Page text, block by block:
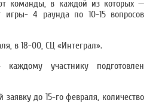
команды, в каждой из которых —
4 раунда по 10-15 вопросов
в 18-00, СЦ «Интеграл».
участнику подготовлен
заявку до 15-го февраля, количество